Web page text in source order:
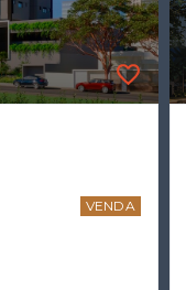
VENDA